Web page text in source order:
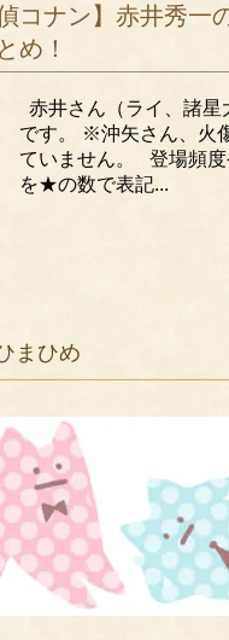
偵コナン】赤井秀一
め！
赤井さん（ライ、諸星
です。 ※沖矢さん、火
ていません。 登場頻
を★の数で表記...
まひめ